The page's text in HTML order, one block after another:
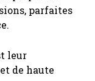
parfaites
leur
de haute